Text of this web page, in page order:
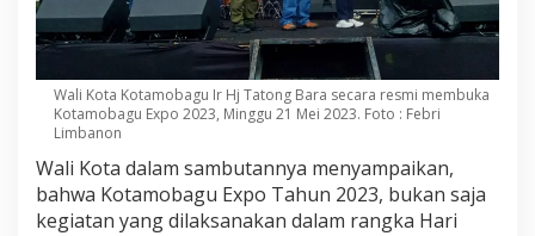
Wali Kota Kotamobagu Ir Hj Tatong Bara secara resmi membuka
Kotamobagu Expo 2023, Minggu 21 Mei 2023. Foto : Febri
Limbanon
Wali Kota dalam sambutannya menyampaikan,
bahwa Kotamobagu Expo Tahun 2023, bukan saja
kegiatan yang dilaksanakan dalam rangka Hari